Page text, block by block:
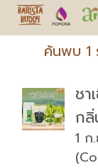
ค้นพบ 1
ชา
ก
1 ก